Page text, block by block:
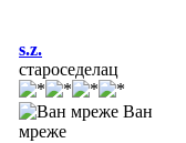
s.z.
староседелац
Ван
мреже